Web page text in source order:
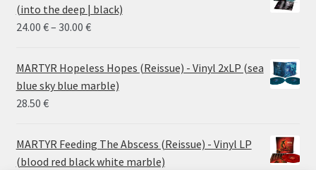
(into the deep | black)
24.00 €– 30.00 €Price
24.00 €
through
MARTYR Hopeless Hopes (Reissue) - Vinyl 2xLP (sea
blue sky blue marble)
28.50 €
MARTYR Feeding The Abscess (Reissue) - Vinyl LP
(blood red black white marble)